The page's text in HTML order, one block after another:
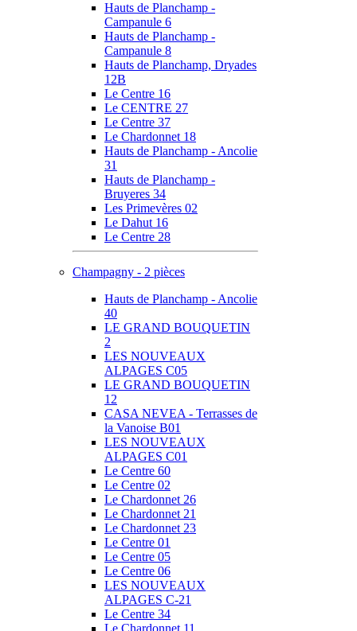
Hauts de Planchamp -
Campanule 6
Hauts de Planchamp -
Campanule 8
Hauts de Planchamp, Dryades
12B
Le Centre 16
Le CENTRE 27
Le Centre 37
Le Chardonnet 18
Hauts de Planchamp - Ancolie
31
Hauts de Planchamp -
Bruyeres 34
Les Primevères 02
Le Dahut 16
Le Centre 28
Champagny - 2 pièces
Hauts de Planchamp - Ancolie
40
LE GRAND BOUQUETIN
2
LES NOUVEAUX
ALPAGES C05
LE GRAND BOUQUETIN
12
CASA NEVEA - Terrasses de
la Vanoise B01
LES NOUVEAUX
ALPAGES C01
Le Centre 60
Le Centre 02
Le Chardonnet 26
Le Chardonnet 21
Le Chardonnet 23
Le Centre 01
Le Centre 05
Le Centre 06
LES NOUVEAUX
ALPAGES C-21
Le Centre 34
Le Chardonnet 11